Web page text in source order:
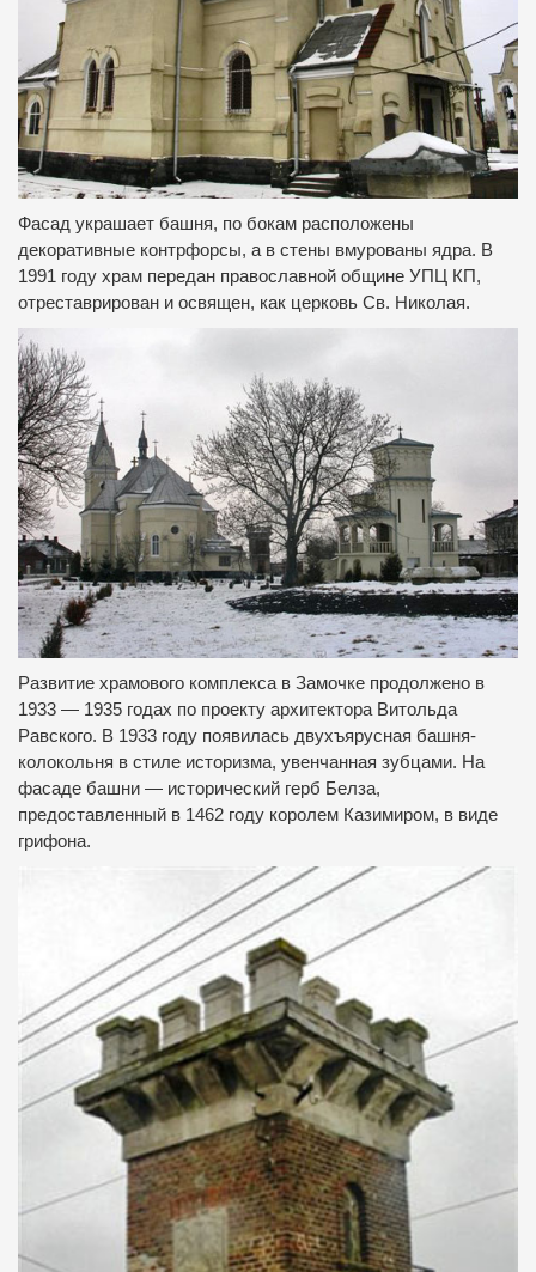
Фасад украшает башня, по бокам расположены
декоративные контрфорсы, а в стены вмурованы ядра. В
1991 году храм передан православной общине УПЦ КП,
отреставрирован и освящен, как церковь Св. Николая.
Развитие храмового комплекса в Замочке продолжено в
1933 — 1935 годах по проекту архитектора Витольда
Равского. В 1933 году появилась двухъярусная башня-
колокольня в стиле историзма, увенчанная зубцами. На
фасаде башни — исторический герб Белза,
предоставленный в 1462 году королем Казимиром, в виде
грифона.